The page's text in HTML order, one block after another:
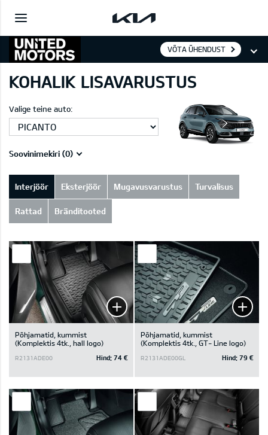
VÕTA ÜHENDUST
KOHALIK LISAVARUSTUS
Valige teine auto:
Soovinimekiri (0)
Interjöör Eksterjöör Mugavusvarustus Turvalisus
Rattad Bränditooted
Põhjamatid, kummist
(Komplektis 4tk., hall logo)
R2131ADE00 Hind: 74 €
Põhjamatid, kummist
(Komplektis 4tk., GT- Line logo)
R2131ADE00GL Hind: 79 €